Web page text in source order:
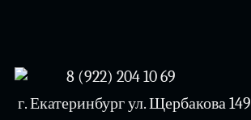
8 (922) 204 10 69
г. Екатеринбургул. Щербакова 149